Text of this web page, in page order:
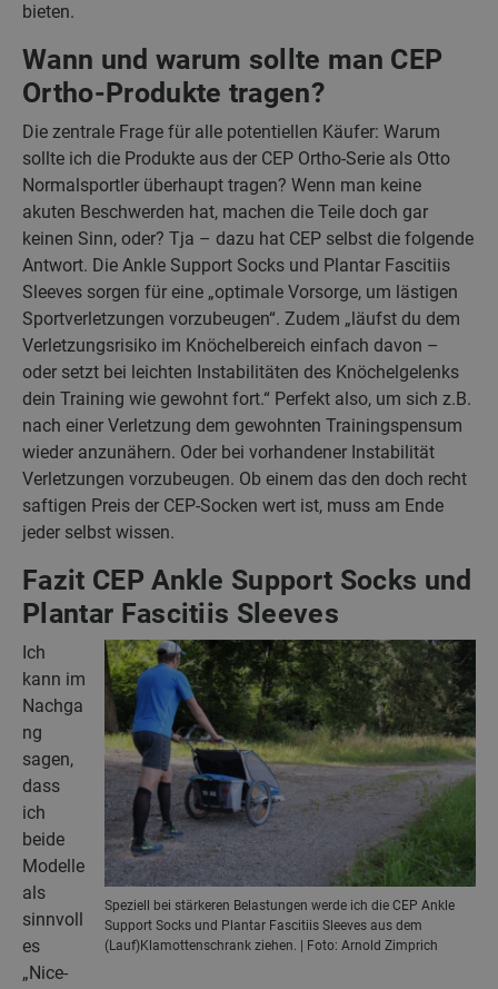
bieten.
Wann und warum sollte man CEP
Ortho-Produkte tragen?
Die zentrale Frage für alle potentiellen Käufer: Warum
sollte ich die Produkte aus der CEP Ortho-Serie als Otto
Normalsportler überhaupt tragen? Wenn man keine
akuten Beschwerden hat, machen die Teile doch gar
keinen Sinn, oder? Tja – dazu hat CEP selbst die folgende
Antwort. Die Ankle Support Socks und Plantar Fascitiis
Sleeves sorgen für eine „optimale Vorsorge, um lästigen
Sportverletzungen vorzubeugen“. Zudem „läufst du dem
Verletzungsrisiko im Knöchelbereich einfach davon –
oder setzt bei leichten Instabilitäten des Knöchelgelenks
dein Training wie gewohnt fort.“ Perfekt also, um sich z.B.
nach einer Verletzung dem gewohnten Trainingspensum
wieder anzunähern. Oder bei vorhandener Instabilität
Verletzungen vorzubeugen. Ob einem das den doch recht
saftigen Preis der CEP-Socken wert ist, muss am Ende
jeder selbst wissen.
Fazit CEP Ankle Support Socks und
Plantar Fascitiis Sleeves
Speziell bei stärkeren Belastungen werde ich die CEP Ankle
Support Socks und Plantar Fascitiis Sleeves aus dem
(Lauf)Klamottenschrank ziehen. | Foto: Arnold Zimprich
Ich
kann im
Nachga
ng
sagen,
dass
ich
beide
Modelle
als
sinnvoll
es
„Nice-